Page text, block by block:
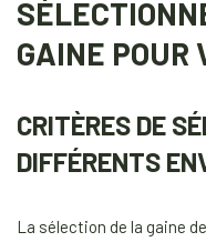
GAINE POUR
CRITÈRES DE
DIFFÉRENTS
La sélection de la gaine